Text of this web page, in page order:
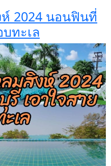
2024 นอนฟินที่
ทะเล